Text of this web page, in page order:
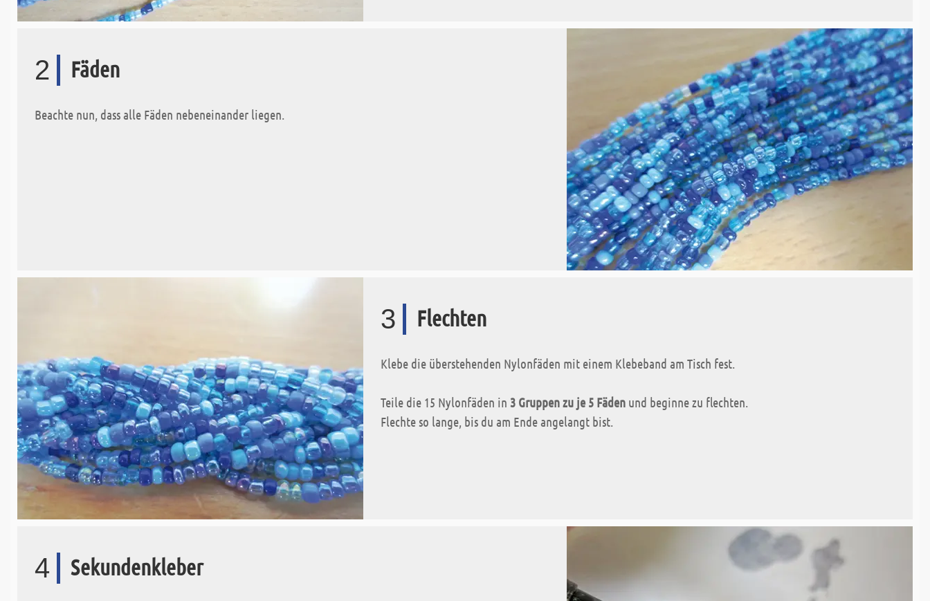
2 Fäden
Beachte nun, dass alle Fäden nebeneinander liegen.
3 Flechten
Klebe die überstehenden Nylonfäden mit einem Klebeband am Tisch fest.
Teile die 15 Nylonfäden in 3 Gruppen zu je 5 Fäden und beginne zu flechten.
Flechte so lange, bis du am Ende angelangt bist.
4 Sekundenkleber